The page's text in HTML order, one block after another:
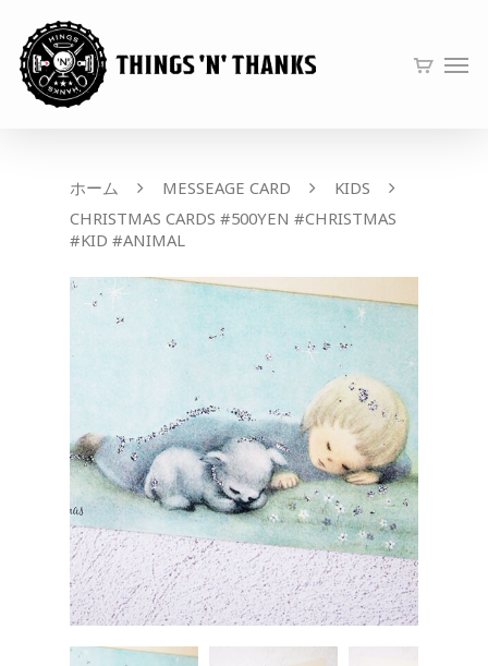
ホーム MESSEAGE CARD
KIDS
CHRISTMAS CARDS #500YEN #CHRISTMAS
#KID #ANIMAL